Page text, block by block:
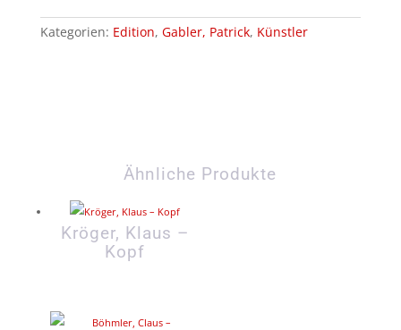
Kategorien: Edition, Gabler, Patrick, Künstler
Ähnliche Produkte
Kröger, Klaus –
Kopf